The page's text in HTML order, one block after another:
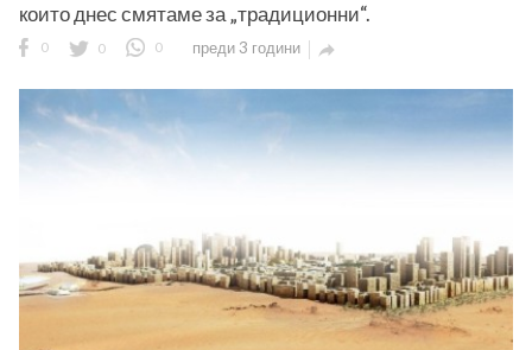
които днес смятаме за „традиционни“.
0 0 0 преди 3 години 